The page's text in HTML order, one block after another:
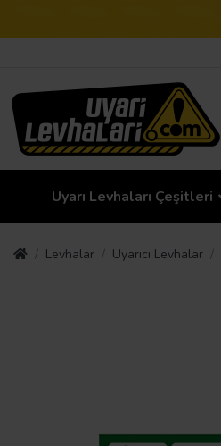
Uyarı Levhaları Çeşitleri
Levhalar Uyarıcı Levhalar